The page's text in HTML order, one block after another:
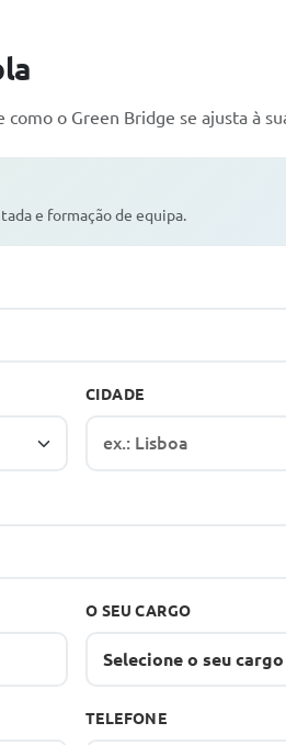
o Green Bridge se ajusta à
e formação de equipa.
CIDADE
O SEU CARGO
TELEFONE